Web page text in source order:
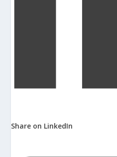
Share on LinkedIn